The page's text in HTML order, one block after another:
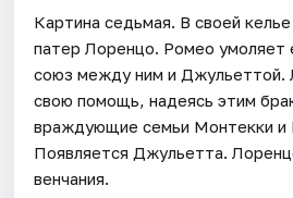
Картина седьмая. В своей
патер Лоренцо. Ромео умоляет
союз между ним и Джульеттой.
свою помощь, надеясь этим
враждующие семьи Монтекки и
Появляется Джульетта.
венчания.